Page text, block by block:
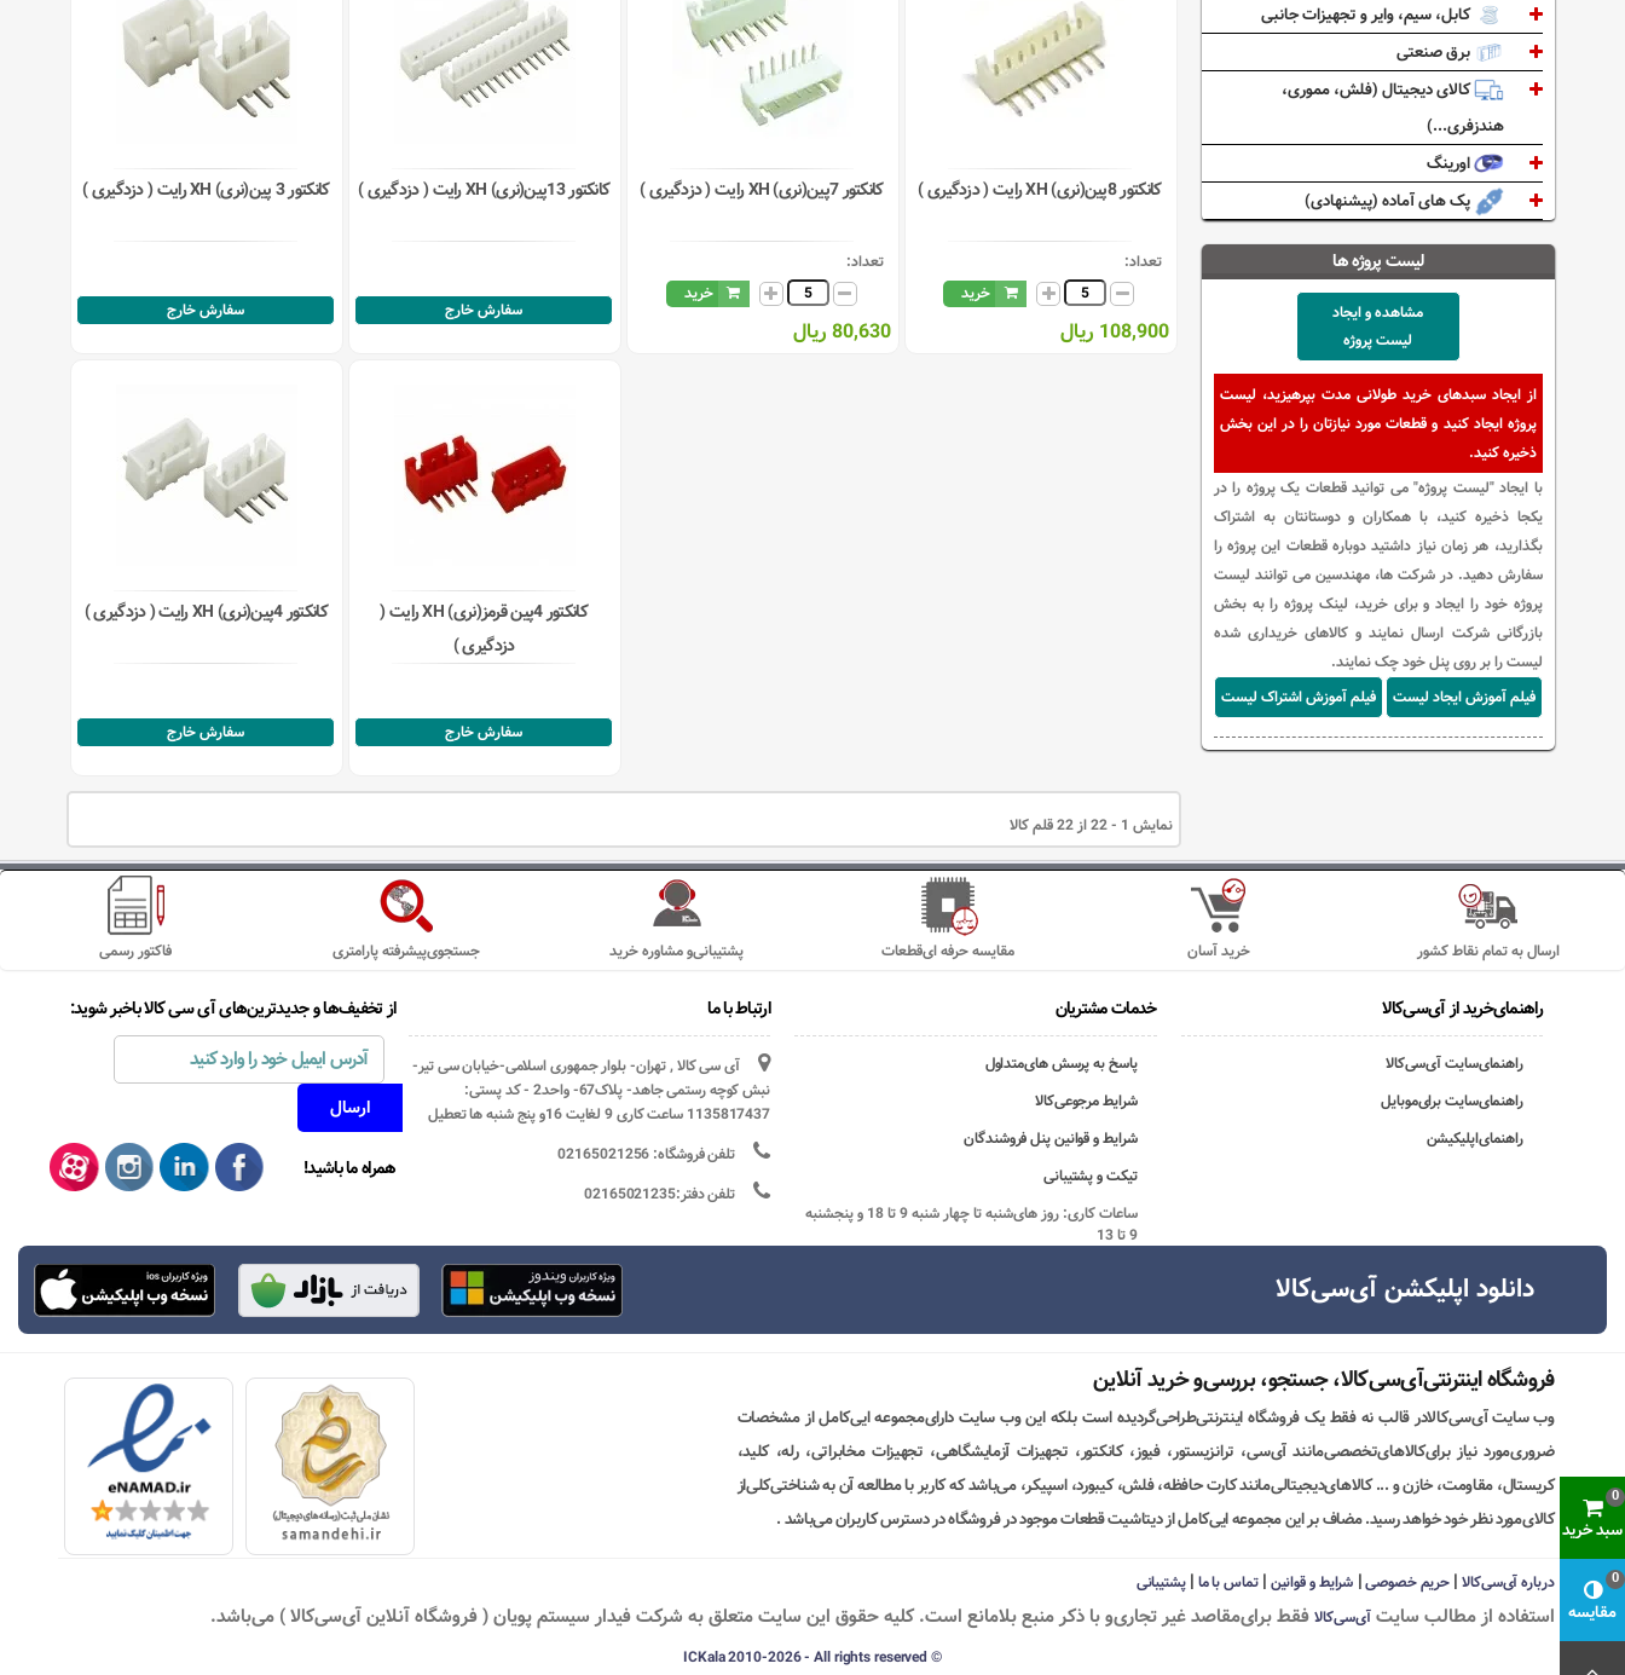
کانکتور 8پین(نری) XH رایت ( دزدگیری )
تعداد:
خرید
108,900 ریال
کانکتور 7پین(نری) XH رایت ( دزدگیری )
تعداد:
خرید
80,630 ریال
کانکتور 13پین(نری) XH رایت ( دزدگیری )
سفارش خارج
کانکتور 3 پین(نری) XH رایت ( دزدگیری )
سفارش خارج
کانکتور 4پین قرمز(نری) XH رایت (
دزدگیری )
سفارش خارج
کانکتور 4پین(نری) XH رایت ( دزدگیری )
سفارش خارج
نمایش 1 - 22 از 22 قلم کالا
کابل، سیم، وایر و تجهیزات جانبی
برق صنعتی
کالای دیجیتال (فلش، مموری،
هندزفری...)
اورینگ
پک های آماده (پیشنهادی)
لیست پروژه ها
مشاهده و ایجاد
لیست پروژه
از ایجاد سبدهای خرید طولانی مدت بپرهیزید، لیست
پروژه ایجاد کنید و قطعات مورد نیازتان را در این بخش
ذخیره کنید.
با ایجاد "لیست پروژه" می توانید قطعات یک پروژه را در
یکجا ذخیره کنید، با همکاران و دوستانتان به اشتراک
بگذارید، هر زمان نیاز داشتید دوباره قطعات این پروژه را
سفارش دهید. در شرکت ها، مهندسین می توانند لیست
پروژه خود را ایجاد و برای خرید، لینک پروژه را به بخش
بازرگانی شرکت ارسال نمایند و کالاهای خریداری شده
لیست را بر روی پنل خود چک نمایند.
فیلم آموزش ایجاد لیست
فیلم آموزش اشتراک لیست
فاکتور رسمی جستجوی‌پیشرفته پارامتری پشتیبانی‌و مشاوره خرید مقایسه حرفه ای‌قطعات خرید آسان ارسال به تمام نقاط کشور
راهنمای‌خرید از آی‌سی‌کالا
راهنمای‌سایت آی‌سی‌کالا
راهنمای‌سایت برای‌موبایل
راهنمای‌اپلیکیشن
خدمات مشتریان
پاسخ به پرسش های‌متداول
شرایط مرجوعی‌کالا
شرایط و قوانین پنل فروشندگان
تیکت و پشتیبانی
ساعات کاری: روز های‌شنبه تا چهار شنبه 9 تا 18 و پنجشنبه
9 تا 13
ارتباط با ما
آی سی کالا , تهران- بلوار جمهوری اسلامی-خیابان سی تیر-
نبش کوچه رستمی جاهد- پلاک67- واحد2 - کد پستی:
1135817437 ساعت کاری 9 لغایت 16و پنج شنبه ها تعطیل
تلفن فروشگاه: 02165021256
تلفن دفتر:02165021235
از تخفیف‌ها و جدیدترین‌های آی سی کالا باخبر شوید:
همراه ما باشید!
دانلود اپلیکشن آی‌سی‌کالا
فروشگاه اینترنتی‌آی‌سی‌کالا، جستجو، بررسی‌و خرید آنلاین
وب سایت آی‌سی‌کالادر قالب نه فقط یک فروشگاه اینترنتی‌طراحی‌گردیده است بلکه این وب سایت دارای‌مجموعه ایی‌کامل از مشخصات
ضروری‌مورد نیاز برای‌کالاهای‌تخصصی‌مانند آی‌سی، ترانزیستور، فیوز، کانکتور، تجهیزات آزمایشگاهی، تجهیزات مخابراتی، رله، کلید،
کریستال، مقاومت، خازن و ... کالاهای‌دیجیتالی‌مانند کارت حافظه، فلش، کیبورد، اسپیکر، می‌باشد که کاربر با مطالعه آن به شناختی‌کلی‌از
کالای‌مورد نظر خود خواهد رسید. مضاف بر این مجموعه ایی‌کامل از دیتاشیت قطعات موجود در فروشگاه در دسترس کاربران می‌باشد .
درباره آی‌سی‌کالا| حریم خصوصی| شرایط و قوانین |تماس با ما |پشتیبانی
استفاده از مطالب سايتآی‌سی‌کالافقط برای‌مقاصد غیر تجاری‌و با ذکر منبع بلامانع است. کليه حقوق اين سايت متعلق به شرکت فیدار سیستم پویان ( فروشگاه آنلاین آی‌سی‌کالا ) می‌باشد.
© ICKala 2010-2026 - All rights reserved
سبد خرید
0
مقایسه
0